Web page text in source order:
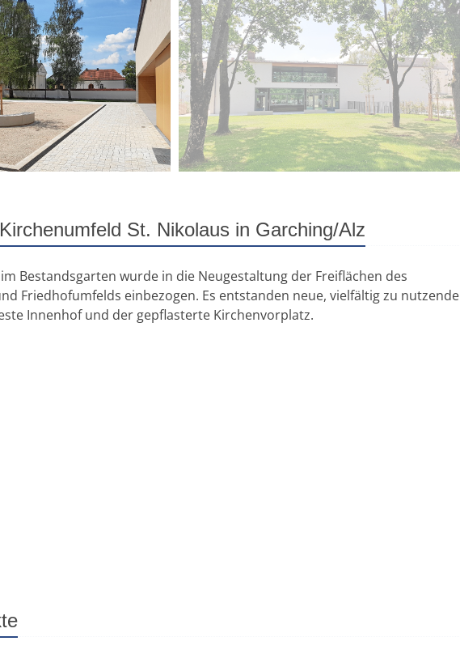
St. Nikolaus in Garching/Alz
Bestandsgarten wurde in die Neugestaltung der Freiflächen des
Friedhofumfelds einbezogen. Es entstanden neue, vielfältig zu nutzende
Innenhof und der gepflasterte Kirchenvorplatz.